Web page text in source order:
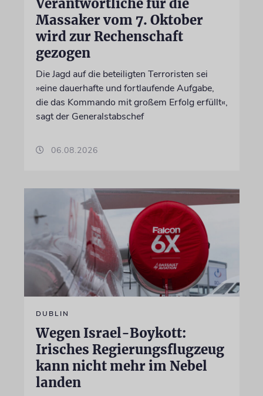
Verantwortliche für die
Massaker vom 7. Oktober
wird zur Rechenschaft
gezogen
Die Jagd auf die beteiligten Terroristen sei
»eine dauerhafte und fortlaufende Aufgabe,
die das Kommando mit großem Erfolg erfüllt«,
sagt der Generalstabschef
06.08.2026
DUBLIN
Wegen Israel-Boykott:
Irisches Regierungsflugzeug
kann nicht mehr im Nebel
landen